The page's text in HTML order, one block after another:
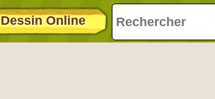
Dessin Online